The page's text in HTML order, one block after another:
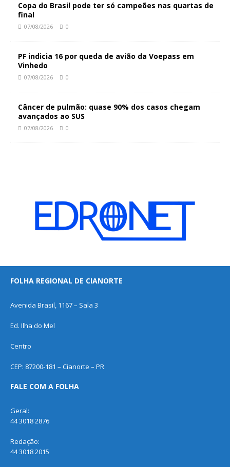
Copa do Brasil pode ter só campeões nas quartas de
final
07/08/2026 0
PF indicia 16 por queda de avião da Voepass em
Vinhedo
07/08/2026 0
Câncer de pulmão: quase 90% dos casos chegam
avançados ao SUS
07/08/2026 0
FOLHA REGIONAL DE CIANORTE
Avenida Brasil, 1167 – Sala 3
Ed. Ilha do Mel
Centro
CEP: 87200-181 – Cianorte – PR
FALE COM A FOLHA
Geral:
44 3018 2876
Redação:
44 3018 2015